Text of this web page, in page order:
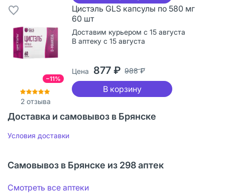
−11%
2 отзыва
Цистэль GLS капсулы по 580 мг
60 шт
Доставим курьером с 15 августа
В аптеку с 15 августа
Цена 877 ₽ 988 ₽
В корзину
Доставка и самовывоз в Брянске
Условия доставки
Самовывоз в Брянске из 298 аптек
Смотреть все аптеки